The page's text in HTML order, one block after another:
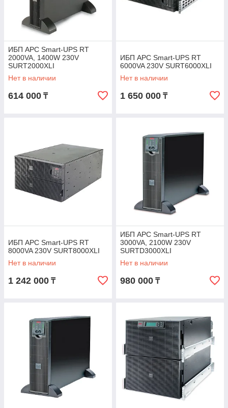
ИБП APC Smart-UPS RT
2000VA, 1400W 230V
SURT2000XLI
Нет в наличии
614 000 ₸
ИБП APC Smart-UPS RT
6000VA 230V SURT6000XLI
Нет в наличии
1 650 000 ₸
ИБП APC Smart-UPS RT
8000VA 230V SURT8000XLI
Нет в наличии
1 242 000 ₸
ИБП APC Smart-UPS RT
3000VA, 2100W 230V
SURTD3000XLI
Нет в наличии
980 000 ₸